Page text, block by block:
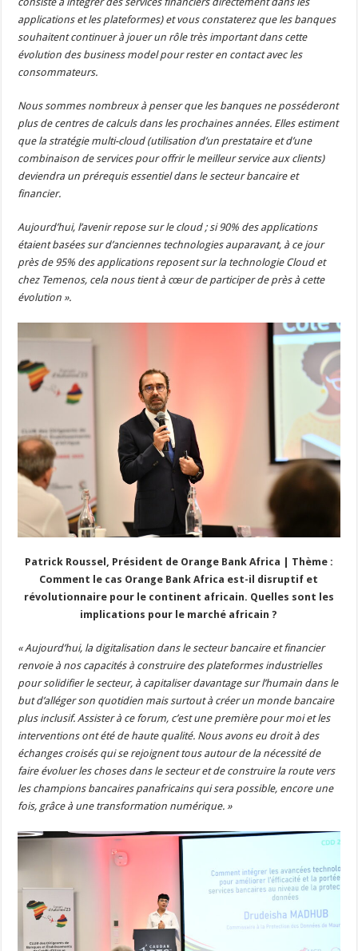
applications et les plateformes) et vous constaterez que les banques
souhaitent continuer à jouer un rôle très important dans cette
évolution des business model pour rester en contact avec les
consommateurs.
Nous sommes nombreux à penser que les banques ne posséderont
plus de centres de calculs dans les prochaines années. Elles estiment
que la stratégie multi-cloud (utilisation d’un prestataire et d’une
combinaison de services pour offrir le meilleur service aux clients)
deviendra un prérequis essentiel dans le secteur bancaire et
financier.
Aujourd’hui, l’avenir repose sur le cloud ; si 90% des applications
étaient basées sur d’anciennes technologies auparavant, à ce jour
près de 95% des applications reposent sur la technologie Cloud et
chez Temenos, cela nous tient à cœur de participer de près à cette
évolution ».
Patrick Roussel, Président de Orange Bank Africa | Thème :
Comment le cas Orange Bank Africa est-il disruptif et
révolutionnaire pour le continent africain. Quelles sont les
implications pour le marché africain ?
« Aujourd’hui, la digitalisation dans le secteur bancaire et financier
renvoie à nos capacités à construire des plateformes industrielles
pour solidifier le secteur, à capitaliser davantage sur l’humain dans le
but d’alléger son quotidien mais surtout à créer un monde bancaire
plus inclusif. Assister à ce forum, c’est une première pour moi et les
interventions ont été de haute qualité. Nous avons eu droit à des
échanges croisés qui se rejoignent tous autour de la nécessité de
faire évoluer les choses dans le secteur et de construire la route vers
les champions bancaires panafricains qui sera possible, encore une
fois, grâce à une transformation numérique. »